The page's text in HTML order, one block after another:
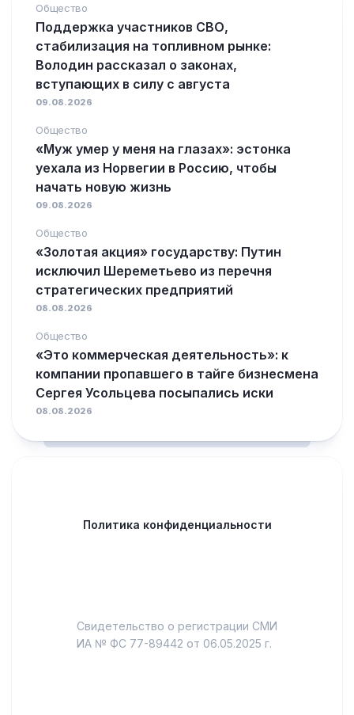
Общество
Поддержка участников СВО,
стабилизация на топливном рынке:
Володин рассказал о законах,
вступающих в силу с августа
09.08.2026
Общество
«Муж умер у меня на глазах»: эстонка
уехала из Норвегии в Россию, чтобы
начать новую жизнь
09.08.2026
Общество
«Золотая акция» государству: Путин
исключил Шереметьево из перечня
стратегических предприятий
08.08.2026
Общество
«Это коммерческая деятельность»: к
компании пропавшего в тайге бизнесмена
Сергея Усольцева посыпались иски
08.08.2026
Политика конфиденциальности
Свидетельство о регистрации СМИ
ИА № ФС 77-89442 от 06.05.2025 г.